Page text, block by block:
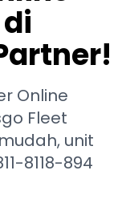
Online
Fleet
unit
8118-894